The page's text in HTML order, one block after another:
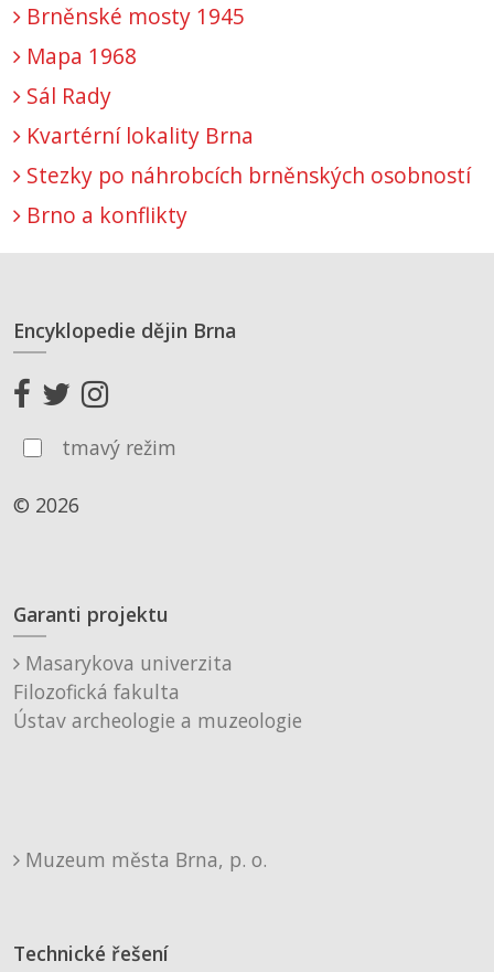
Brněnské mosty 1945
Mapa 1968
Sál Rady
Kvartérní lokality Brna
Stezky po náhrobcích brněnských osobností
Brno a konflikty
Encyklopedie dějin Brna
tmavý režim
© 2026
Garanti projektu
Masarykova univerzita
Filozofická fakulta
Ústav archeologie a muzeologie
Muzeum města Brna, p. o.
Technické řešení